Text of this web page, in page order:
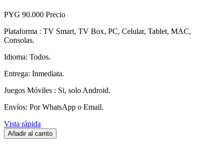
PYG 90.000 Precio
Plataforma : TV Smart, TV Box, PC, Celular, Tablet, MAC,
Consolas.
Idioma: Todos.
Entrega: Inmediata.
Juegos Móviles : Si, solo Android.
Envíos: Por WhatsApp o Email.
Vista rápida
Añadir al carrito